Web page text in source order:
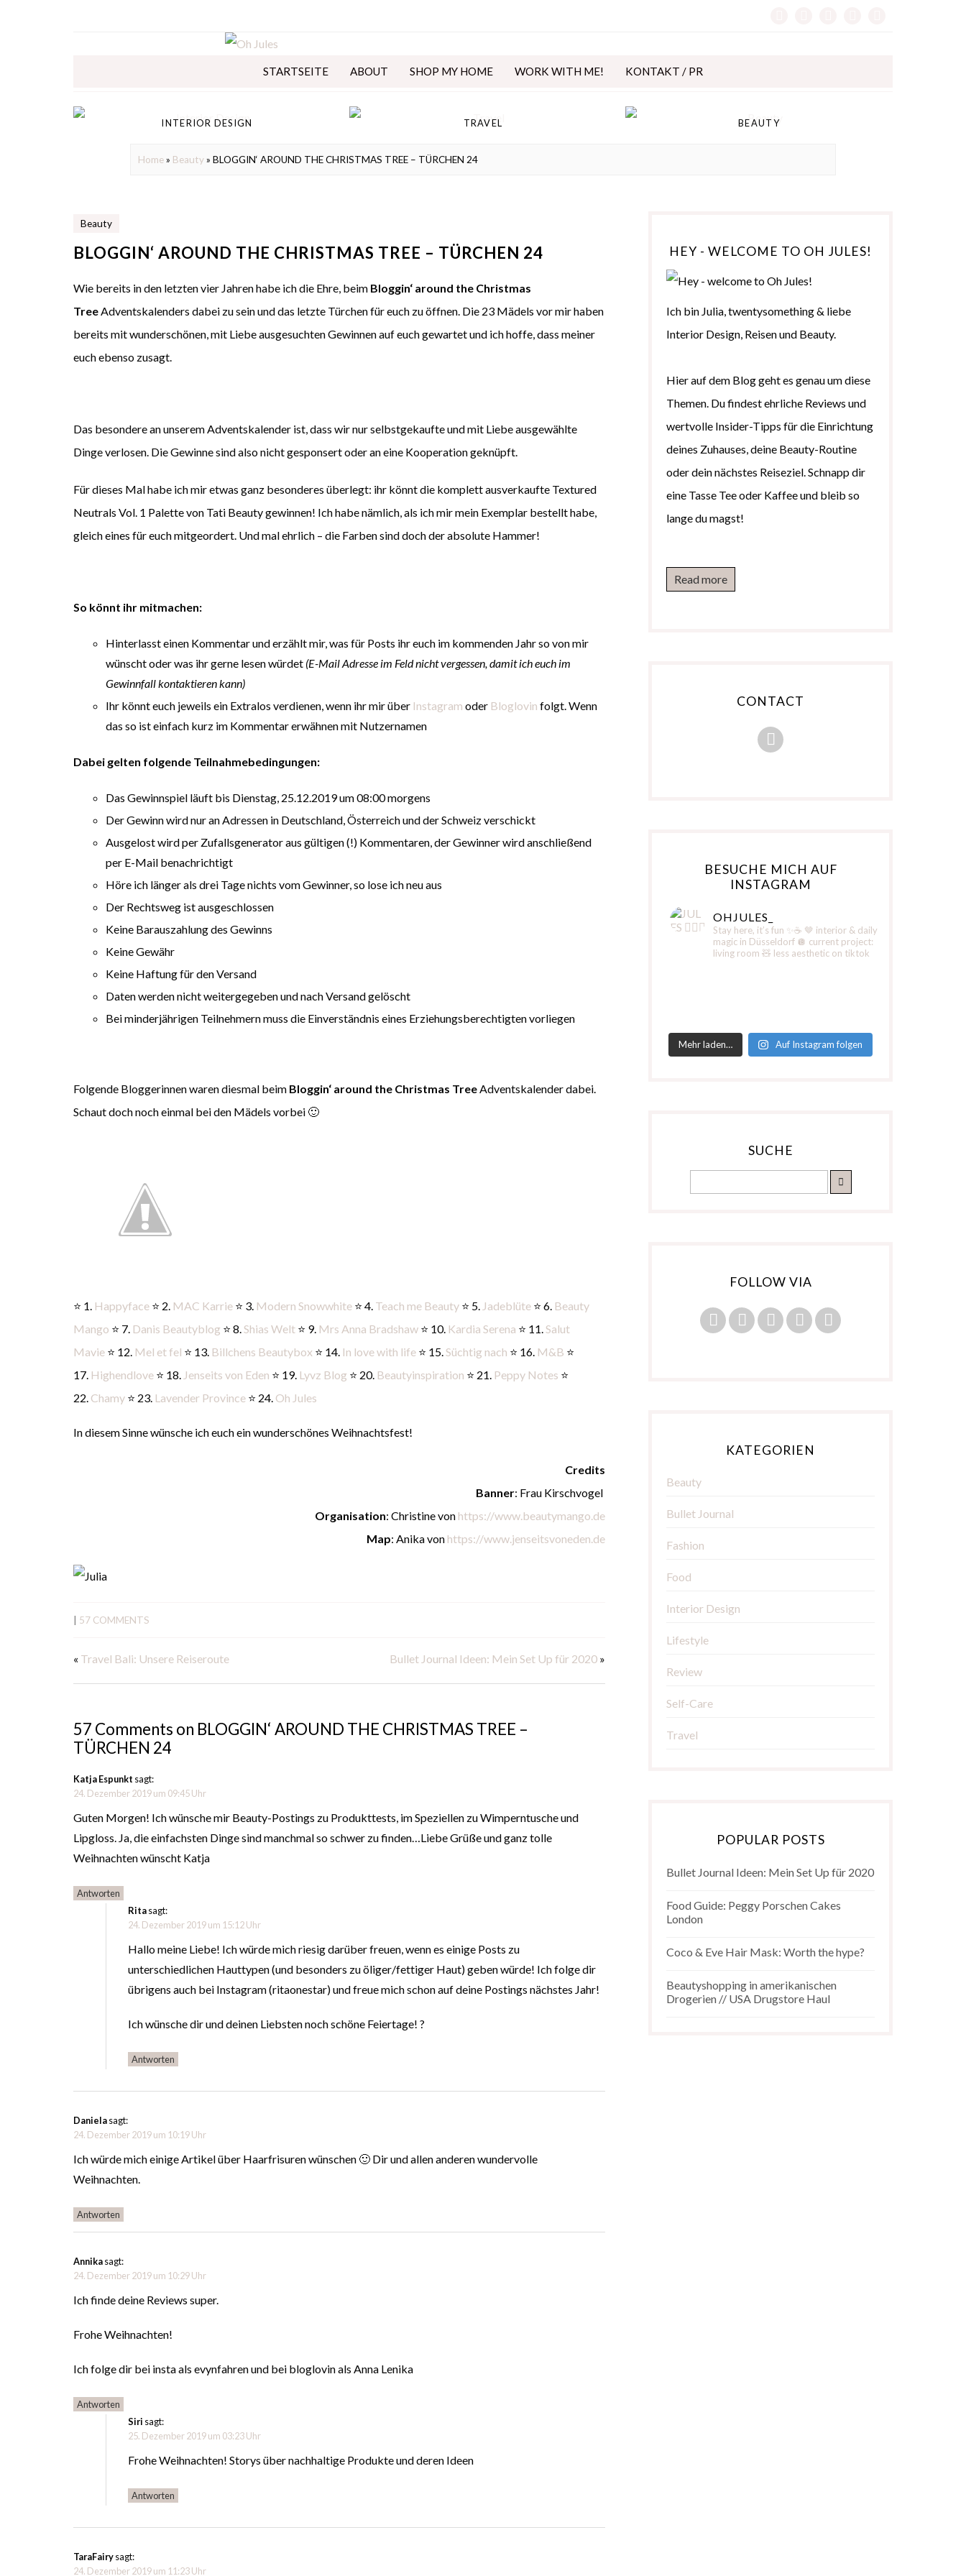
STARTSEITE ABOUT SHOP MY HOME WORK WITH ME! KONTAKT / PR
INTERIOR DESIGN TRAVEL BEAUTY
Home» Beauty» BLOGGIN‘ AROUND THE CHRISTMAS TREE – TÜRCHEN 24
Beauty
BLOGGIN‘ AROUND THE CHRISTMAS TREE – TÜRCHEN 24
Wie bereits in den letzten vier Jahren habe ich die Ehre, beim Bloggin‘ around the Christmas
TreeAdventskalenders dabei zu sein und das letzte Türchen für euch zu öffnen. Die 23 Mädels vor mir haben
bereits mit wunderschönen, mit Liebe ausgesuchten Gewinnen auf euch gewartet und ich hoffe, dass meiner
euch ebenso zusagt.
Das besondere an unserem Adventskalender ist, dass wir nur selbstgekaufte und mit Liebe ausgewählte
Dinge verlosen. Die Gewinne sind also nicht gesponsert oder an eine Kooperation geknüpft.
Für dieses Mal habe ich mir etwas ganz besonderes überlegt: ihr könnt die komplett ausverkaufte Textured
Neutrals Vol. 1 Palette von Tati Beauty gewinnen! Ich habe nämlich, als ich mir mein Exemplar bestellt habe,
gleich eines für euch mitgeordert. Und mal ehrlich – die Farben sind doch der absolute Hammer!
So könnt ihr mitmachen:
Hinterlasst einen Kommentar und erzählt mir, was für Posts ihr euch im kommenden Jahr so von mir
wünscht oder was ihr gerne lesen würdet (E-Mail Adresse im Feld nicht vergessen, damit ich euch im
Gewinnfall kontaktieren kann)
Ihr könnt euch jeweils ein Extralos verdienen, wenn ihr mir über Instagram oder Bloglovin folgt. Wenn
das so ist einfach kurz im Kommentar erwähnen mit Nutzernamen
Dabei gelten folgende Teilnahmebedingungen:
Das Gewinnspiel läuft bis Dienstag, 25.12.2019 um 08:00 morgens
Der Gewinn wird nur an Adressen in Deutschland, Österreich und der Schweiz verschickt
Ausgelost wird per Zufallsgenerator aus gültigen (!) Kommentaren, der Gewinner wird anschließend
per E-Mail benachrichtigt
Höre ich länger als drei Tage nichts vom Gewinner, so lose ich neu aus
Der Rechtsweg ist ausgeschlossen
Keine Barauszahlung des Gewinns
Keine Gewähr
Keine Haftung für den Versand
Daten werden nicht weitergegeben und nach Versand gelöscht
Bei minderjährigen Teilnehmern muss die Einverständnis eines Erziehungsberechtigten vorliegen
Folgende Bloggerinnen waren diesmal beim Bloggin‘ around the Christmas TreeAdventskalender dabei.
Schaut doch noch einmal bei den Mädels vorbei 🙂
⭐ 1. Happyface ⭐ 2. MAC Karrie ⭐ 3. Modern Snowwhite ⭐ 4. Teach me Beauty ⭐ 5. Jadeblüte ⭐ 6. Beauty
Mango ⭐ 7. Danis Beautyblog ⭐ 8.Shias Welt ⭐ 9. Mrs Anna Bradshaw ⭐ 10. Kardia Serena ⭐ 11.Salut
Mavie ⭐ 12. Mel et fel ⭐ 13. Billchens Beautybox ⭐ 14. In love with life ⭐ 15.Süchtig nach ⭐ 16. M&B ⭐
17. Highendlove ⭐ 18. Jenseits von Eden ⭐ 19. Lyvz Blog ⭐ 20. Beautyinspiration ⭐ 21. Peppy Notes ⭐
22. Chamy ⭐ 23. Lavender Province ⭐ 24. Oh Jules
In diesem Sinne wünsche ich euch ein wunderschönes Weihnachtsfest!
Credits
Banner: Frau Kirschvogel
Organisation: Christine von https://www.beautymango.de
Map: Anika von https://www.jenseitsvoneden.de
57 COMMENTS
« Travel Bali: Unsere Reiseroute Bullet Journal Ideen: Mein Set Up für 2020 »
57 Comments on BLOGGIN‘ AROUND THE CHRISTMAS TREE –
TÜRCHEN 24
Katja Espunkt sagt:
24. Dezember 2019 um 09:45 Uhr
Guten Morgen! Ich wünsche mir Beauty-Postings zu Produkttests, im Speziellen zu Wimperntusche und
Lipgloss. Ja, die einfachsten Dinge sind manchmal so schwer zu finden…Liebe Grüße und ganz tolle
Weihnachten wünscht Katja
Antworten
Ritasagt:
24. Dezember 2019 um 15:12 Uhr
Hallo meine Liebe! Ich würde mich riesig darüber freuen, wenn es einige Posts zu
unterschiedlichen Hauttypen (und besonders zu öliger/fettiger Haut) geben würde! Ich folge dir
übrigens auch bei Instagram (ritaonestar) und freue mich schon auf deine Postings nächstes Jahr!
Ich wünsche dir und deinen Liebsten noch schöne Feiertage! ?
Antworten
Danielasagt:
24. Dezember 2019 um 10:19 Uhr
Ich würde mich einige Artikel über Haarfrisuren wünschen 🙂 Dir und allen anderen wundervolle
Weihnachten.
Antworten
Annikasagt:
24. Dezember 2019 um 10:29 Uhr
Ich finde deine Reviews super.
Frohe Weihnachten!
Ich folge dir bei insta als evynfahren und bei bloglovin als Anna Lenika
Antworten
Siri sagt:
25. Dezember 2019 um 03:23 Uhr
Frohe Weihnachten! Storys über nachhaltige Produkte und deren Ideen
Antworten
TaraFairysagt:
24. Dezember 2019 um 11:23 Uhr
HEY - WELCOME TO OH JULES!
Ich bin Julia, twentysomething & liebe
Interior Design, Reisen und Beauty.
Hier auf dem Blog geht es genau um diese
Themen. Du findest ehrliche Reviews und
wertvolle Insider-Tipps für die Einrichtung
deines Zuhauses, deine Beauty-Routine
oder dein nächstes Reiseziel. Schnapp dir
eine Tasse Tee oder Kaffee und bleib so
lange du magst!
Read more
CONTACT
BESUCHE MICH AUF
INSTAGRAM
OHJULES_
Stay here, it’s fun ✨☕️ 🤎 interior & daily
magic in Düsseldorf 🪩 current project:
living room 🧸 less aesthetic on tiktok
Mehr laden… Auf Instagram folgen
SUCHE
FOLLOW VIA
KATEGORIEN
Beauty
Bullet Journal
Fashion
Food
Interior Design
Lifestyle
Review
Self-Care
Travel
POPULAR POSTS
Bullet Journal Ideen: Mein Set Up für 2020
Food Guide: Peggy Porschen Cakes
London
Coco & Eve Hair Mask: Worth the hype?
Beautyshopping in amerikanischen
Drogerien // USA Drugstore Haul